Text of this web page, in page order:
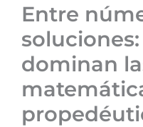
Entre
dominan